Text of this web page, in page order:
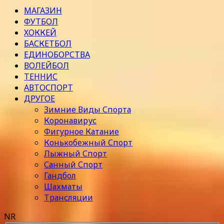
МАГАЗИН
ФУТБОЛ
ХОККЕЙ
БАСКЕТБОЛ
ЕДИНОБОРСТВА
ВОЛЕЙБОЛ
ТЕННИС
АВТОСПОРТ
ДРУГОЕ
Зимние Виды Спорта
Коронавирус
Фигурное Катание
Конькобежный Спорт
Лыжный Спорт
Санный Спорт
Гандбол
Шахматы
Трансляции
NR